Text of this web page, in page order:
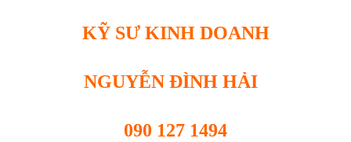
KỸ SƯ KINH DOANH
NGUYỄN ĐÌNH HẢI
090 127 1494